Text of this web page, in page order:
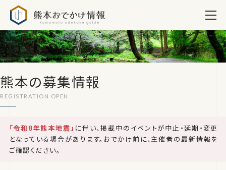
熊本の募集情報
「令和8年熊本地震」 に伴い、掲載中のイベントが中止・延期・変更
となっている場合があります。おでかけ前に、主催者の最新情報を
ご確認ください。